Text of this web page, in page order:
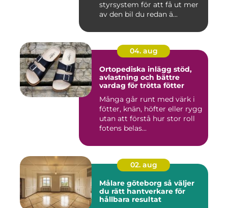
styrsystem för att få ut mer
av den bil du redan ä...
04. aug
Ortopediska inlägg stöd,
avlastning och bättre
vardag för trötta fötter
Många går runt med värk i
fötter, knän, höfter eller rygg
utan att förstå hur stor roll
fotens belas...
02. aug
Målare göteborg så väljer
du rätt hantverkare för
hållbara resultat